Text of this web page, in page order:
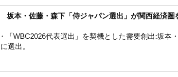
本・佐藤・森下「侍ジャパン選出」が関西経済圏
「WBC2026代表選出」を契機とした需要創出:坂本
選出。